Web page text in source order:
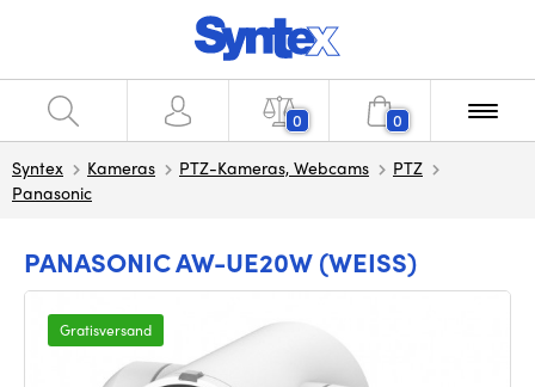
0 0
Syntex Kameras PTZ-Kameras, Webcams
PTZ
Panasonic
PANASONIC AW-UE20W (WEISS)
Gratisversand